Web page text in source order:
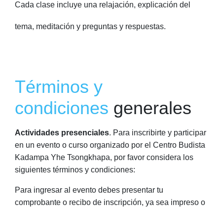
Cada clase incluye una relajación, explicación del
tema, meditación y preguntas y respuestas.
Términos y
condiciones generales
Actividades presenciales. Para inscribirte y participar
en un evento o curso organizado por el Centro Budista
Kadampa Yhe Tsongkhapa, por favor considera los
siguientes términos y condiciones:
Para ingresar al evento debes presentar tu
comprobante o recibo de inscripción, ya sea impreso o